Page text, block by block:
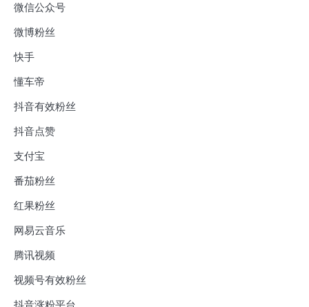
微信公众号
微博粉丝
快手
懂车帝
抖音有效粉丝
抖音点赞
支付宝
番茄粉丝
红果粉丝
网易云音乐
腾讯视频
视频号有效粉丝